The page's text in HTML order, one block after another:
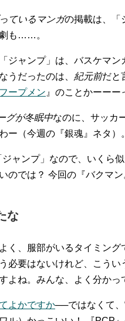
ているマンガの掲載は、「
も……。
ジャンプ」は、バスケマ
うだったのは、 紀元前だと
フープメン 』のことかーーー
グが冬眠中なのに、サッカ
ー（今週の『銀魂』ネタ）。
ャンプ」なので、いくら
のでは？ 今回の『バクマ
な
く、服部がいるタイミン
必要はないけれど、こう
よね。みんな、よく分かっ
よかですか──ではなくて、